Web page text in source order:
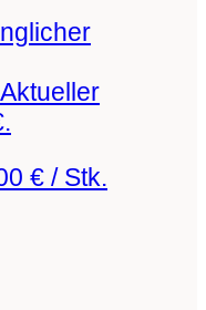
Aktueller
€ / Stk.